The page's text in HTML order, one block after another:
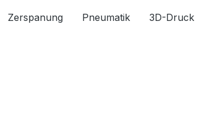
Zerspanung Pneumatik 3D-Druck